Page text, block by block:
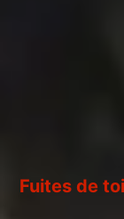
Fuites de